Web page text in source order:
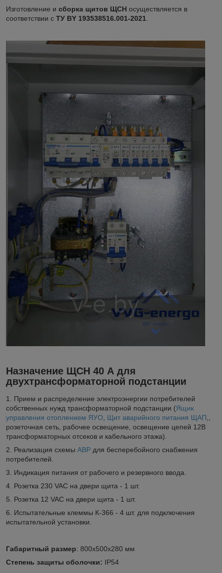
Изготовление и сборка щитов ЩСН осуществляется в
соответствии с ТУ BY 193538516.001-2021
Назначение ЩСН 40 А для
двухтрансформаторной подстанции
1. Прием и распределение электроэнергии потребителей
собственных нужд трансформаторной подстанции (Ящик
управления отоплением ЯУО, Щит аварийного питания ЩАП,,
розеточная сеть, рабочее освещение, освещение цепей 12В
трансформаторных отсеков и кабельного этажа).
2. Реализация схемы АВР для бесперебойного снабжения
потребителей.
3. Индикация питания от рабочего и резервного ввода.
4. Розетка 230 VAC на двери щита - 1 шт.
5. Розетка 12 VAC на двери щита - 1 шт.
6. Испытательные клеммы К-366 - 4 шт. для подключения
испытательной установки.
Габаритный размер: 800х500х280 мм
Степень защиты оболочки: IP54